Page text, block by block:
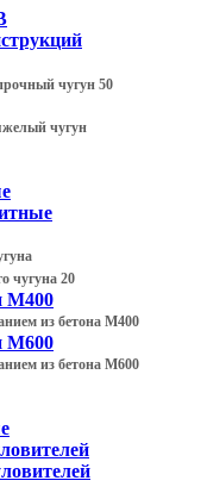
чугун 50
чугун
чугуна 20
М400
из бетона М400
М600
из бетона М600